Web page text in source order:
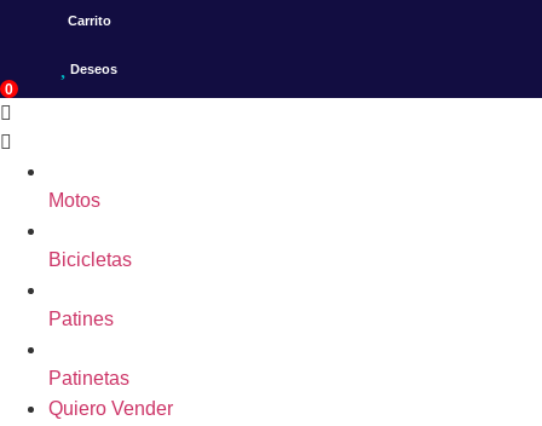
Carrito
Deseos
0
Motos
Bicicletas
Patines
Patinetas
Quiero Vender